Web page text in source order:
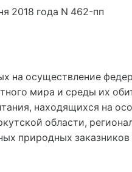
2018 года N 462-пп
осуществление
мира и среды их
находящихся на
области,
природных заказников